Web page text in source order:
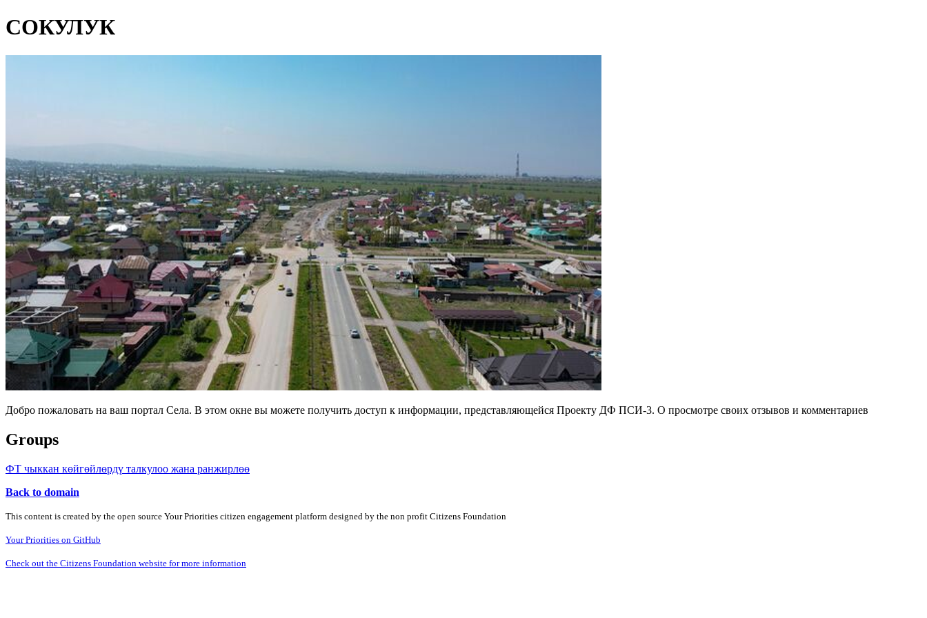
СОКУЛУК
Добро пожаловать на ваш портал Села. В этом окне вы можете получить доступ к информации, представляющейся Проекту ДФ ПСИ-3. О просмотре своих отзывов и комментариев
Groups
ФТ чыккан көйгөйлөрдү талкулоо жана ранжирлөө
Back to domain
This content is created by the open source Your Priorities citizen engagement platform designed by the non profit Citizens Foundation
Your Priorities on GitHub
Check out the Citizens Foundation website for more information